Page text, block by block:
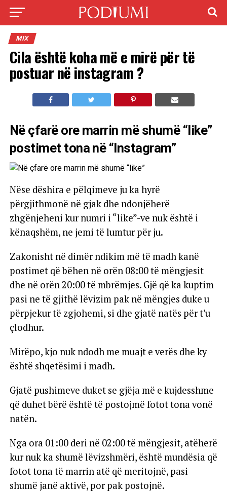
MIX
Cila është koha më e mirë për të
postuar në instagram ?
Në çfarë ore marrin më shumë “like”
postimet tona në “Instagram”
Nëse dëshira e pëlqimeve ju ka hyrë
përgjithmonë në gjak dhe ndonjëherë
zhgënjeheni kur numri i “like”-ve nuk është i
kënaqshëm, ne jemi të lumtur për ju.
Zakonisht në dimër ndikim më të madh kanë
postimet që bëhen në orën 08:00 të mëngjesit
dhe në orën 20:00 të mbrëmjes. Gjë që ka kuptim
pasi ne të gjithë lëvizim pak në mëngjes duke u
përpjekur të zgjohemi, si dhe gjatë natës për t’u
çlodhur.
Mirëpo, kjo nuk ndodh me muajt e verës dhe ky
është shqetësimi i madh.
Gjatë pushimeve duket se gjëja më e kujdesshme
që duhet bërë është të postojmë fotot tona vonë
natën.
Nga ora 01:00 deri në 02:00 të mëngjesit, atëherë
kur nuk ka shumë lëvizshmëri, është mundësia që
fotot tona të marrin atë që meritojnë, pasi
shumë janë aktivë, por pak postojnë.